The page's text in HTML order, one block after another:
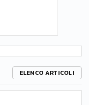
ELENCO ARTICOLI